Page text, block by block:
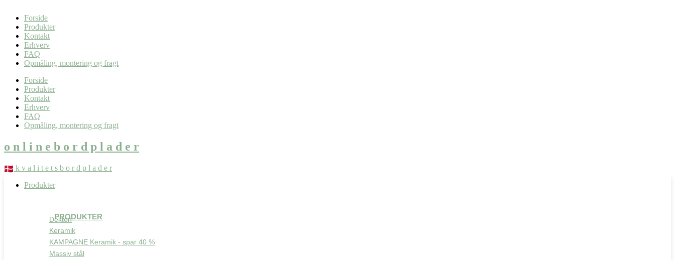
Forside
Produkter
Kontakt
Erhverv
FAQ
Opmåling, montering og fragt
Forside
Produkter
Kontakt
Erhverv
FAQ
Opmåling, montering og fragt
o n l i n e b o r d p l a d e r
k v a l i t e t s b o r d p l a d e r
Produkter
PRODUKTER
Dekton
Keramik
KAMPAGNE Keramik - spar 40 %
Massiv stål